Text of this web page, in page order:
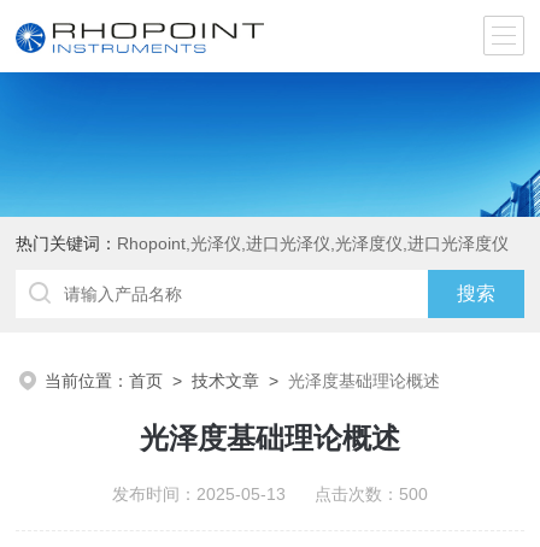
热门关键词： Rhopoint,光泽仪,进口光泽仪,光泽度仪,进口光泽度仪
当前位置：首页 >技术文章 >光泽度基础理论概述
光泽度基础理论概述
发布时间：2025-05-13 点击次数：500